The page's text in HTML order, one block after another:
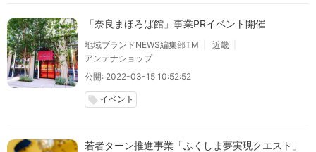
「奈良まほろば館」事業PRイベント開催
地域ブランドNEWS編集部TM
近畿
アンテナショップ
公開: 2022-03-15 10:52:52
local_offer イベント
若者ターン推進事業「ふくしま夢実現クエスト」